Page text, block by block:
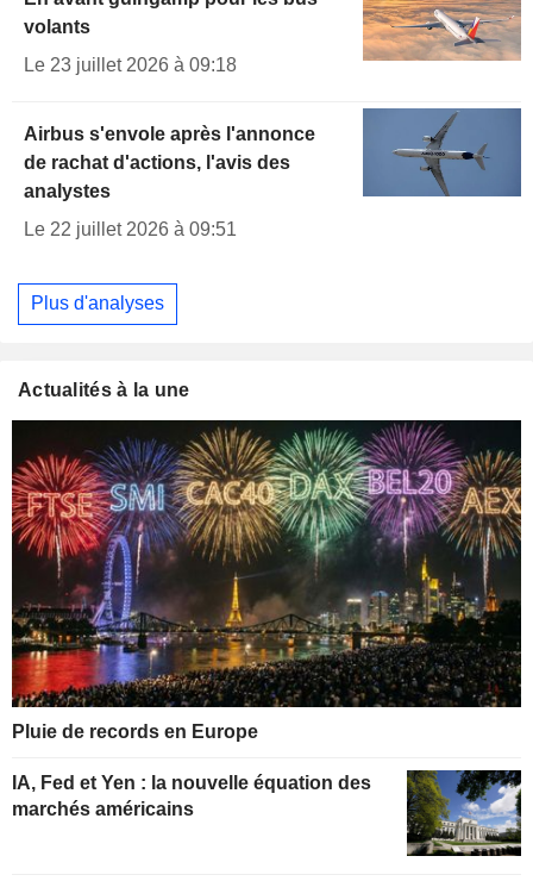
volants
Le 23 juillet 2026 à 09:18
Airbus s'envole après l'annonce
de rachat d'actions, l'avis des
analystes
Le 22 juillet 2026 à 09:51
Plus d'analyses
Actualités à la une
Pluie de records en Europe
IA, Fed et Yen : la nouvelle équation des
marchés américains